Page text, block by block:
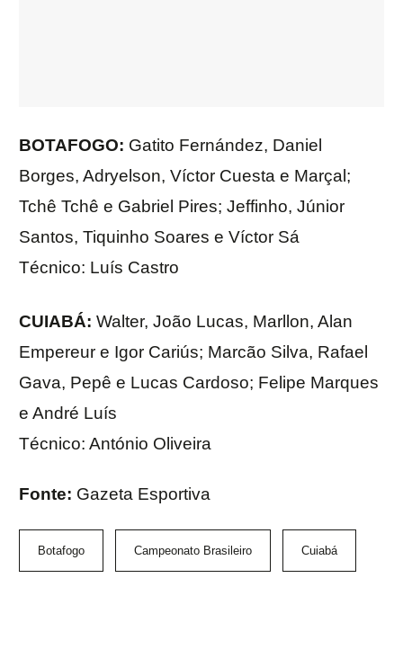
BOTAFOGO: Gatito Fernández, Daniel
Borges, Adryelson, Víctor Cuesta e Marçal;
Tchê Tchê e Gabriel Pires; Jeffinho, Júnior
Santos, Tiquinho Soares e Víctor Sá
Técnico: Luís Castro
CUIABÁ: Walter, João Lucas, Marllon, Alan
Empereur e Igor Cariús; Marcão Silva, Rafael
Gava, Pepê e Lucas Cardoso; Felipe Marques
e André Luís
Técnico: António Oliveira
Fonte: Gazeta Esportiva
Botafogo Campeonato Brasileiro Cuiabá